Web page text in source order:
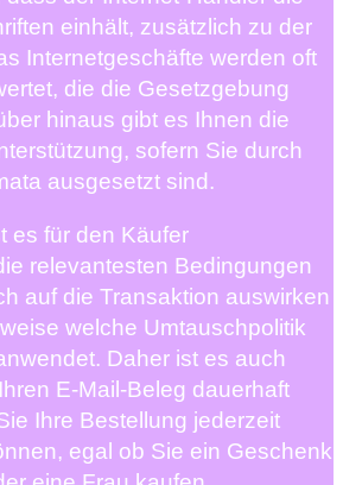
einhält, zusätzlich zu der
Internetgeschäfte werden oft
die die Gesetzgebung
hinaus gibt es Ihnen die
sofern Sie durch
ausgesetzt sind.
es für den Käufer
relevantesten Bedingungen
auf die Transaktion auswirken
welche Umtauschpolitik
Daher ist es auch
E-Mail-Beleg dauerhaft
Ihre Bestellung jederzeit
egal ob Sie ein Geschenk